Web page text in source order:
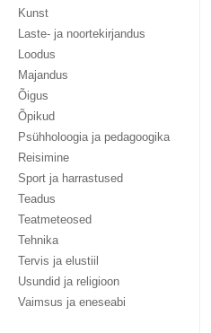
Kunst
Laste- ja noortekirjandus
Loodus
Majandus
Õigus
Õpikud
Psühholoogia ja pedagoogika
Reisimine
Sport ja harrastused
Teadus
Teatmeteosed
Tehnika
Tervis ja elustiil
Usundid ja religioon
Vaimsus ja eneseabi